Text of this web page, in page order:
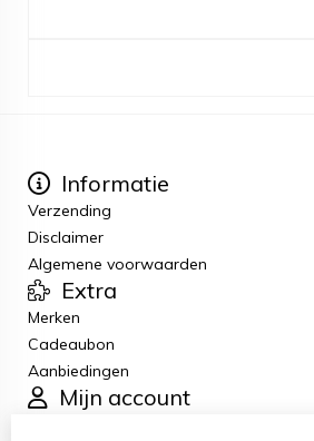
Informatie
Verzending
Disclaimer
Algemene voorwaarden
Extra
Merken
Cadeaubon
Aanbiedingen
Mijn account